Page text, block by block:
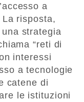
a
risposta,
strategia
“reti di
interessi
a tecnologie
catene di
le istituzioni